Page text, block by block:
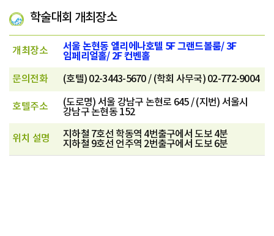
학술대회 개최장소
개최장소 서울 논현동 엘리에나호텔 5F 그랜드볼룸/ 3F
임페리얼홀/ 2F 컨벤홀
문의전화 (호텔) 02-3443-5670 / (학회 사무국) 02-772-9004
호텔주소
(도로명) 서울 강남구 논현로 645 / (지번) 서울시
강남구 논현동 152
위치 설명
지하철 7호선 학동역 4번출구에서 도보 4분
지하철 9호선 언주역 2번출구에서 도보 6분